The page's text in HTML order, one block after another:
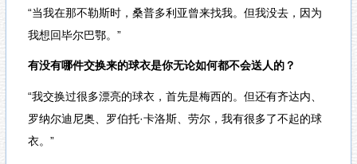
“当我在那不勒斯时，桑普多利亚曾来找我。但我没去，因为
我想回毕尔巴鄂。”
有没有哪件交换来的球衣是你无论如何都不会送人的？
“我交换过很多漂亮的球衣，首先是梅西的。但还有齐达内、
罗纳尔迪尼奥、罗伯托·卡洛斯、劳尔，我有很多了不起的球
衣。”